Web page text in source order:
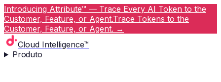
Introducing Attribute™ — Trace Every AI Token to the
Customer, Feature, or Agent.Trace Tokens to the
Customer, Feature, or Agent. →
Cloud Intelligence™
Produto